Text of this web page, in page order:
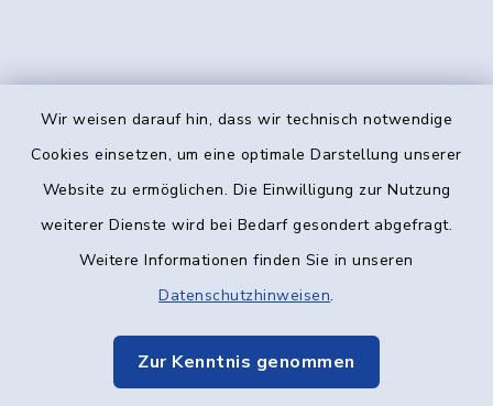
Wir weisen darauf hin, dass wir technisch notwendige
Cookies einsetzen, um eine optimale Darstellung unserer
Website zu ermöglichen. Die Einwilligung zur Nutzung
weiterer Dienste wird bei Bedarf gesondert abgefragt.
Weitere Informationen finden Sie in unseren
Datenschutzhinweisen.
Zur Kenntnis genommen
Kontakt
Datenschutz
Elektronische Kommunikation